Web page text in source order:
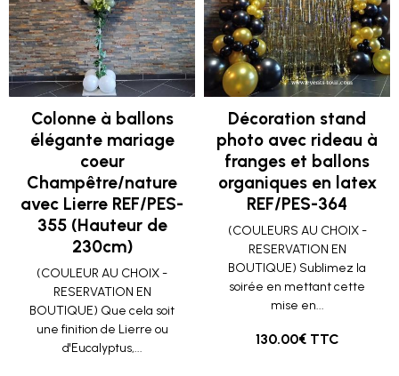
Colonne à ballons
élégante mariage
coeur
Champêtre/nature
avec Lierre REF/PES-
355 (Hauteur de
230cm)
(COULEUR AU CHOIX -
RESERVATION EN
BOUTIQUE) Que cela soit
une finition de Lierre ou
d'Eucalyptus,...
Décoration stand
photo avec rideau à
franges et ballons
organiques en latex
REF/PES-364
(COULEURS AU CHOIX -
RESERVATION EN
BOUTIQUE) Sublimez la
soirée en mettant cette
mise en...
130.00€ TTC